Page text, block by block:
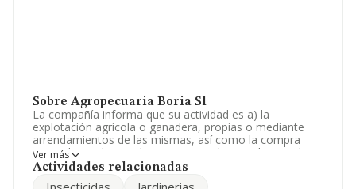
Sobre Agropecuaria Boria Sl
La compañía informa que su actividad es a) la
explotación agrícola o ganadera, propias o mediante
arrendamientos de las mismas, así como la compra
venta de productos directamente relacionados con las
anteriores actividades como abonos, insecticidas,
Ver más
Actividades relacionadas